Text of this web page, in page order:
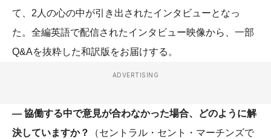
て、2人の心の中が引き出されたインタビューとなっ
た。全編英語で配信されたインタビュー映像から、一部
Q&Aを抜粋した和訳版をお届けする。
ADVERTISING
― 協働する中で意見が合わなかった場合、どのように解
決していますか？
（セントラル・セント・マーチンズで